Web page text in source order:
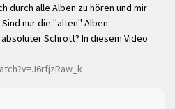
durch alle Alben zu hören und mir
nur die "alten" Alben
Schrott? In diesem Video